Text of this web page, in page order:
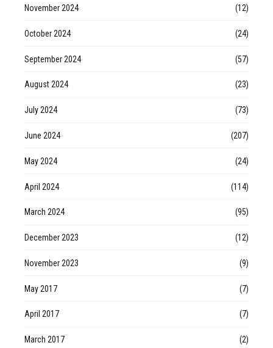
November 2024 (12)
October 2024 (24)
September 2024 (57)
August 2024 (23)
July 2024 (73)
June 2024 (207)
May 2024 (24)
April 2024 (114)
March 2024 (95)
December 2023 (12)
November 2023 (9)
May 2017 (7)
April 2017 (7)
March 2017 (2)